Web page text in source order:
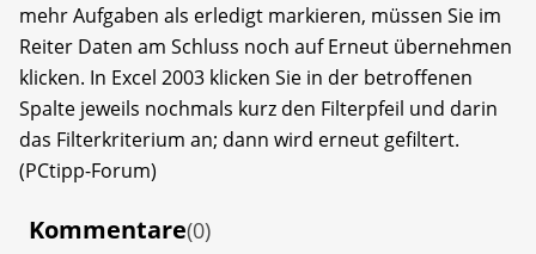
mehr Aufgaben als erledigt markieren, müssen Sie im
Reiter Daten am Schluss noch auf Erneut übernehmen
klicken. In Excel 2003 klicken Sie in der betroffenen
Spalte jeweils nochmals kurz den Filterpfeil und darin
das Filterkriterium an; dann wird erneut gefiltert.
(PCtipp-Forum)
Kommentare(0)